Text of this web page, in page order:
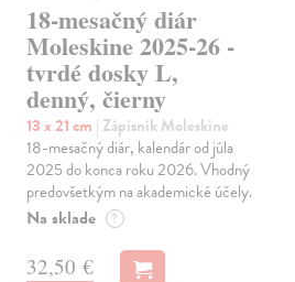
18-mesačný diár
Moleskine 2025-26 -
tvrdé dosky L,
denný, čierny
13 x 21 cm | Zápisník Moleskine
18-mesačný diár, kalendár od júla
2025 do konca roku 2026. Vhodný
predovšetkým na akademické účely.
Na sklade ?
32,50 €